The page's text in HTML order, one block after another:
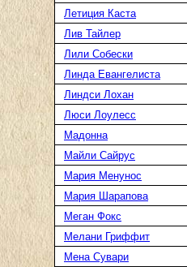
Летиция Каста
Лив Тайлер
Лили Собески
Линда Евангелиста
Линдси Лохан
Люси Лоулесс
Мадонна
Майли Сайрус
Мария Менунос
Мария Шарапова
Меган Фокс
Мелани Гриффит
Мена Сувари